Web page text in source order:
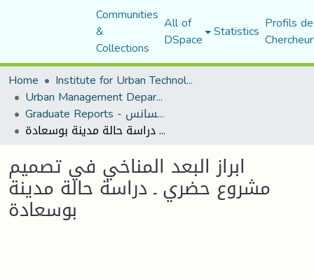
Communities
&
Collections
All of
DSpace Statistics Profils
Home
Institute for Urban Technology Management
Urban Management Department
Graduate Reports - تقارير الليسانس
ابراز البعد المناخي في تصميم مشروع حضري ـ دراسة حالة مدينة بوسعادة
ابراز البعد المناخي في تصميم
مشروع حضري ـ دراسة حالة مدينة
بوسعادة